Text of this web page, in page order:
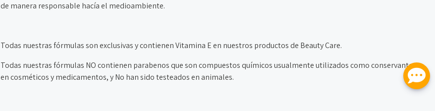
de manera responsable hacía el medioambiente.
Todas nuestras fórmulas son exclusivas y contienen Vitamina E en nuestros productos de Beauty Care.
Todas nuestras fórmulas NO contienen parabenos que son compuestos químicos usualmente utilizados como conservantes
en cosméticos y medicamentos, y No han sido testeados en animales.